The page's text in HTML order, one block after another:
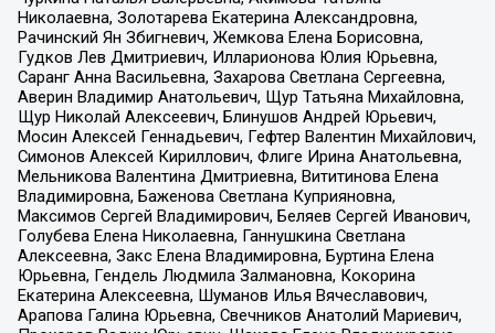
Николаевна, Золотарева Екатерина Александровна,
Рачинский Ян Збигневич, Жемкова Елена Борисовна,
Гудков Лев Дмитриевич, Илларионова Юлия Юрьевна,
Саранг Анна Васильевна, Захарова Светлана Сергеевна,
Аверин Владимир Анатольевич, Щур Татьяна Михайловна,
Щур Николай Алексеевич, Блинушов Андрей Юрьевич,
Мосин Алексей Геннадьевич, Гефтер Валентин Михайлович,
Симонов Алексей Кириллович, Флиге Ирина Анатольевна,
Мельникова Валентина Дмитриевна, Вититинова Елена
Владимировна, Баженова Светлана Куприяновна,
Максимов Сергей Владимирович, Беляев Сергей Иванович,
Голубева Елена Николаевна, Ганнушкина Светлана
Алексеевна, Закс Елена Владимировна, Буртина Елена
Юрьевна, Гендель Людмила Залмановна, Кокорина
Екатерина Алексеевна, Шуманов Илья Вячеславович,
Арапова Галина Юрьевна, Свечников Анатолий Мариевич,